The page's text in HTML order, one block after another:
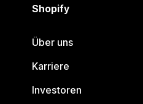
Shopify
Über uns
Karriere
Investoren